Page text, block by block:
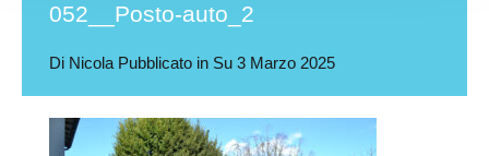
052__Posto-auto_2
Di Nicola Pubblicato in Su 3 Marzo 2025